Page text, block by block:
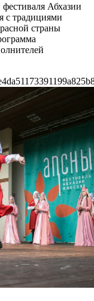
Абхазии
с традициями
страны